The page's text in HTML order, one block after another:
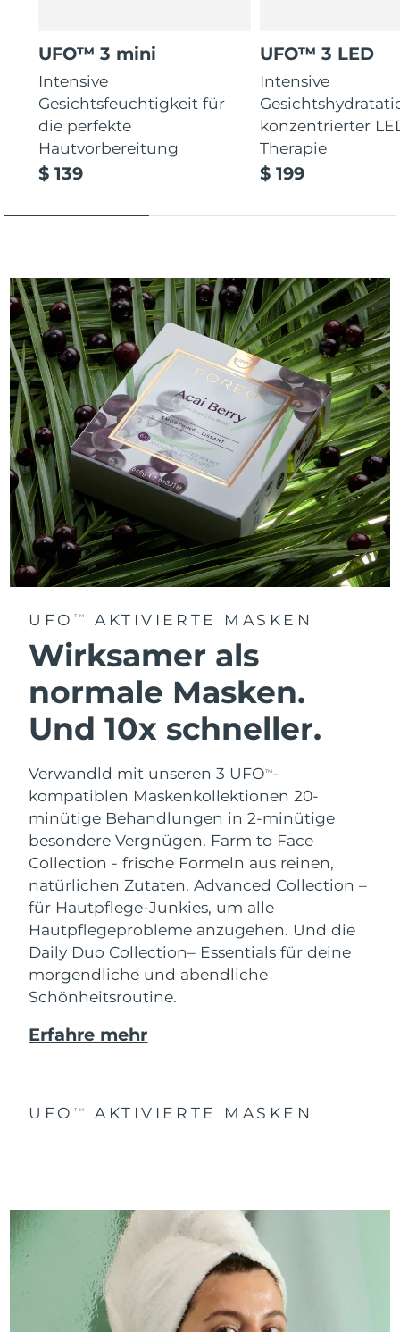
UFO™ 3 mini
Intensive
Gesichtsfeuchtigkeit für
die perfekte
Hautvorbereitung
$ 139
UFO™ 3 LED
Intensive
konzentrierter
Therapie
$ 199
UFO TM AKTIVIERTE MASKEN
Wirksamer als
normale Masken.
Und 10x schneller.
Verwandld mit unseren 3 UFOTM-
kompatiblen Maskenkollektionen 20-
minütige Behandlungen in 2-minütige
besondere Vergnügen. Farm to Face
Collection - frische Formeln aus reinen,
natürlichen Zutaten. Advanced Collection –
für Hautpflege-Junkies, um alle
Hautpflegeprobleme anzugehen. Und die
Daily Duo Collection– Essentials für deine
morgendliche und abendliche
Schönheitsroutine.
Erfahre mehr
UFO TM AKTIVIERTE MASKEN